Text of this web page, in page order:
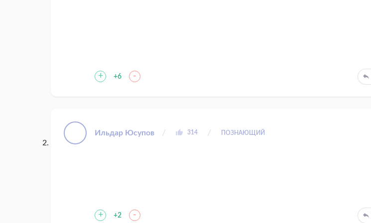
+ +6 -
Ильдар Юсупов 314 ПОЗНАЮЩИЙ
+ +2 -